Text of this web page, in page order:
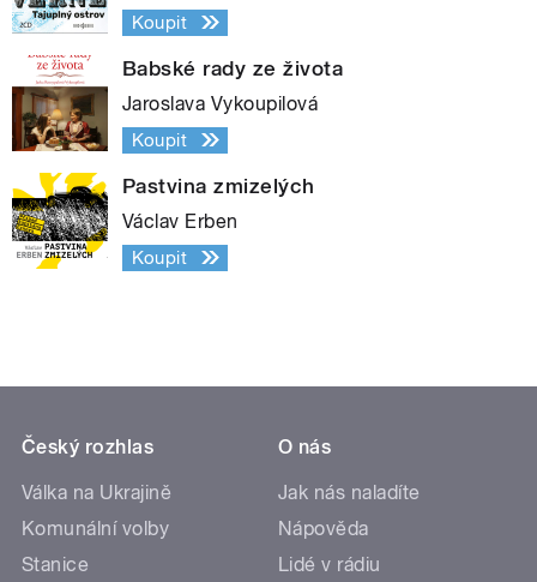
Koupit
Babské rady ze života
Jaroslava Vykoupilová
Koupit
Pastvina zmizelých
Václav Erben
Koupit
Český rozhlas
Válka na Ukrajině
Komunální volby
Stanice
O nás
Jak nás naladíte
Nápověda
Lidé v rádiu